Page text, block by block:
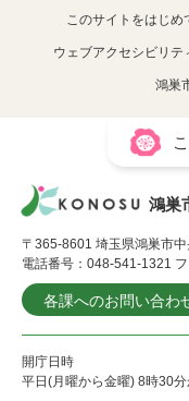
このサイトをはじめ
ウェブアクセシビリテ
鴻巣
鴻巣
〒365-8601 埼玉県鴻巣市
電話番号：048-541-1321
各課へのお問い合わ
開庁日時
平日(月曜から金曜) 8時30